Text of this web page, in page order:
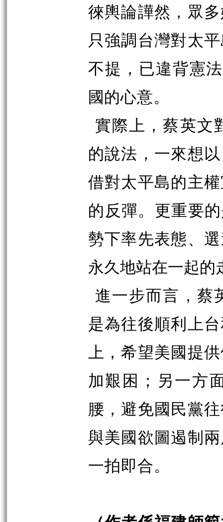
徠輿論譁然，眾
只強調台灣對太
不提，已違背憲
國的心意。
實際上，蔡英文
的說法，一來想
借對太平島的主
的反彈。更重要
勢下率先表態、
永久地站在一起的
進一步而言，蔡
是為往後順利上
上，希望美國提
加艱困；另一方
腰，避免國民黨
與美國欲圖遏制
一拍即合。